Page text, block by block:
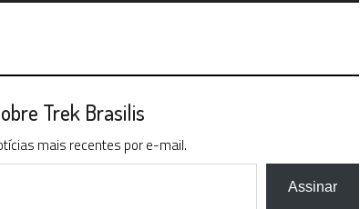
ou
aumentar
ou
Trek Brasilis
mais recentes por e-mail.
Assinar